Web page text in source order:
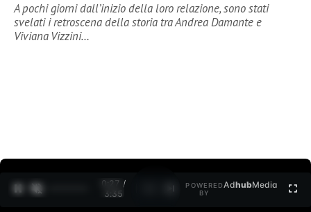
A pochi giorni dall’inizio della loro relazione, sono stati
svelati i retroscena della storia tra Andrea Damante e
Viviana Vizzini…
0:27 /
3:35
POWERED
BY
AdhubMedia